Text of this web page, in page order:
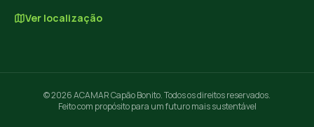
Ver localização
© 2026 ACAMAR Capão Bonito. Todos os direitos reservados.
Feito com propósito para um futuro mais sustentável